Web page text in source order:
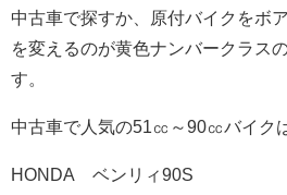
中古車で探すか、原付バイクをボ
を変えるのが黄色ナンバークラス
す。
中古車で人気の51㏄～90㏄バイク
HONDA ベンリィ90S